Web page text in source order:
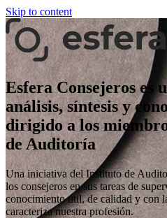
Skip to content
Esfera Consejeros es
análisis, síntesis y
dirigido a los
de Auditoría
Una iniciativa del Instituto de
los consejeros en sus tareas de
conocimiento útil, de calidad y con
caracteriza nuestra profesión.